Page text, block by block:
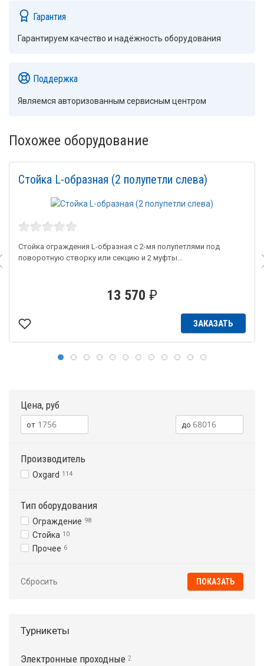
Гарантия
Гарантируем качество и надёжность оборудования
Поддержка
Являемся авторизованным сервисным центром
Похожее оборудование
Стойка L-образная (2 полупетли слева)
Стойка ограждения L-образная с 2-мя полупетлями под
поворотную створку или секцию и 2 муфты...
13 570 ₽
ЗАКАЗАТЬ
Цена, руб
Производитель
Oxgard 114
Тип оборудования
Ограждение 98
Стойка 10
Прочее 6
Сбросить
Турникеты
Электронные проходные 2